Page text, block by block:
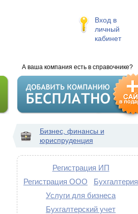
Вход в
личный
кабинет
А ваша компания есть в справочнике?
Бизнес, финансы и
юриспруденция
Регистрация ИП
Регистрация ООО
Бухгалтерия
Услуги для бизнеса
Бухгалтерский учет